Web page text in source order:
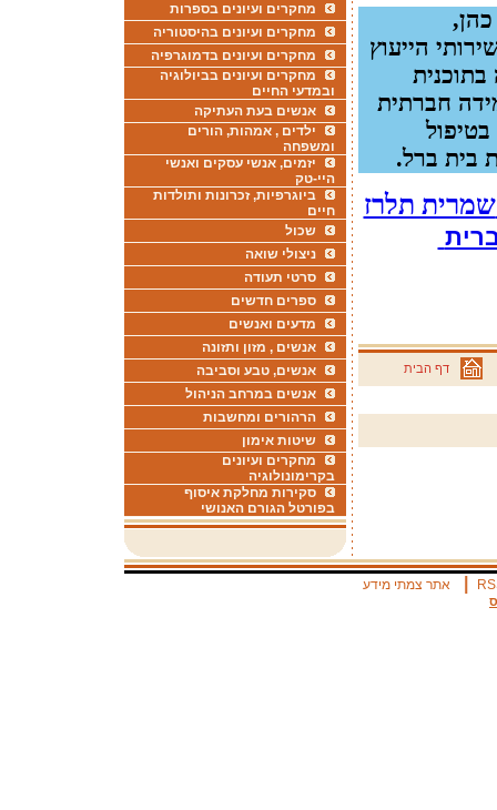
הייעוץ
חברתית
בית ברל.
שמרית תלרז
דף הבית
מחקרים ועיונים בספרות
מחקרים ועיונים בהיסטוריה
מחקרים ועיונים בדמוגרפיה
מחקרים ועיונים בביולוגיה
ובמדעי החיים
אנשים בעת העתיקה
ילדים , אמהות, הורים
ומשפחה
יזמים, אנשי עסקים ואנשי
היי-טק
ביוגרפיות, זכרונות ותולדות
חיים
שכול
ניצולי שואה
סרטי תעודה
ספרים חדשים
מדעים ואנשים
אנשים , מזון ותזונה
אנשים, טבע וסביבה
אנשים במרחב הניהול
הרהורים ומחשבות
שיטות אימון
מחקרים ועיונים
בקרימונולוגיה
סקירות מחלקת איסוף
בפורטל הגורם האנושי
אתר צמתי מידע